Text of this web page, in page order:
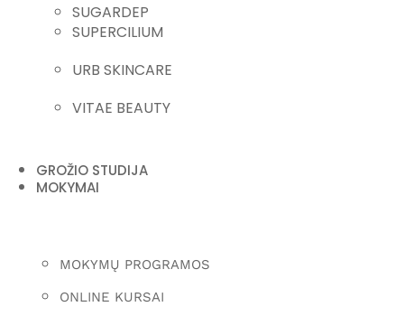
SUGARDEP
SUPERCILIUM
URB SKINCARE
VITAE BEAUTY
GROŽIO STUDIJA
MOKYMAI
MOKYMŲ PROGRAMOS
ONLINE KURSAI